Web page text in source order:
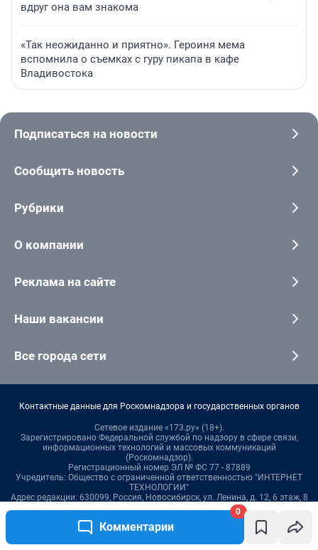
Комментарии
0
вдруг она вам знакома
«Так неожиданно и приятно». Героиня мема
вспомнила о съемках с гуру пикапа в кафе
Владивостока
Подписаться на новости
Сообщить новость
Рубрики
О компании
Реклама на сайте
Наши вакансии
Все города сети
Контактные данные для Роскомнадзора и государственных органов
Сетевое издание «173.ру» (18+).
Зарегистрировано Федеральной службой по надзору в сфере связи,
информационных технологий и массовых коммуникаций
(Роскомнадзор).
Регистрационный номер ЭЛ № ФС 77 - 87889
Учредитель: Общество с ограниченной ответственностью "ИНТЕРНЕТ
ТЕХНОЛОГИИ"
Адрес редакции: 630099, Россия, Новосибирск, ул. Ленина, д. 12, 6 этаж, 8
Главный редактор: Ефремов Анатолий Павлович
Электронный адрес редакции:
Контактные данные для Роскомнадзора и государственных органов:
juristchel@shkulev.ru.